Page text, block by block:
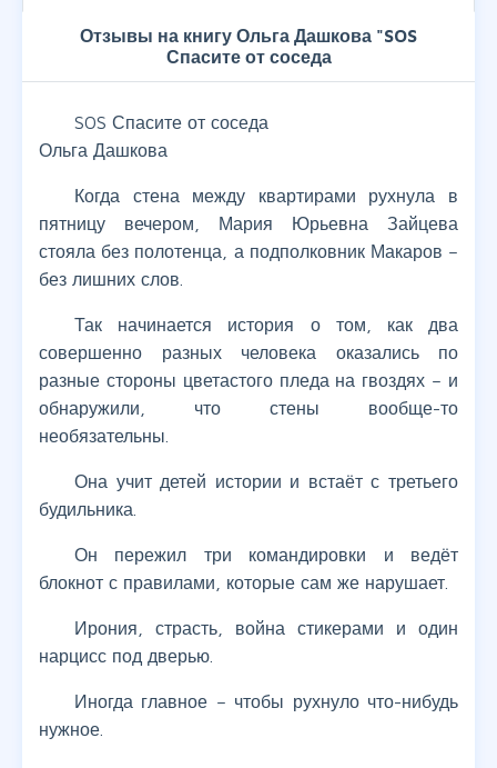
Отзывы на книгу Ольга Дашкова "SOS
Спасите от соседа
SOS Спасите от соседа
Ольга Дашкова
Когда стена между квартирами рухнула в
пятницу вечером, Мария Юрьевна Зайцева
стояла без полотенца, а подполковник Макаров –
без лишних слов.
Так начинается история о том, как два
совершенно разных человека оказались по
разные стороны цветастого пледа на гвоздях – и
обнаружили, что стены вообще-то
необязательны.
Она учит детей истории и встаёт с третьего
будильника.
Он пережил три командировки и ведёт
блокнот с правилами, которые сам же нарушает.
Ирония, страсть, война стикерами и один
нарцисс под дверью.
Иногда главное – чтобы рухнуло что-нибудь
нужное.